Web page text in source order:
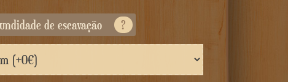
de escavação ?